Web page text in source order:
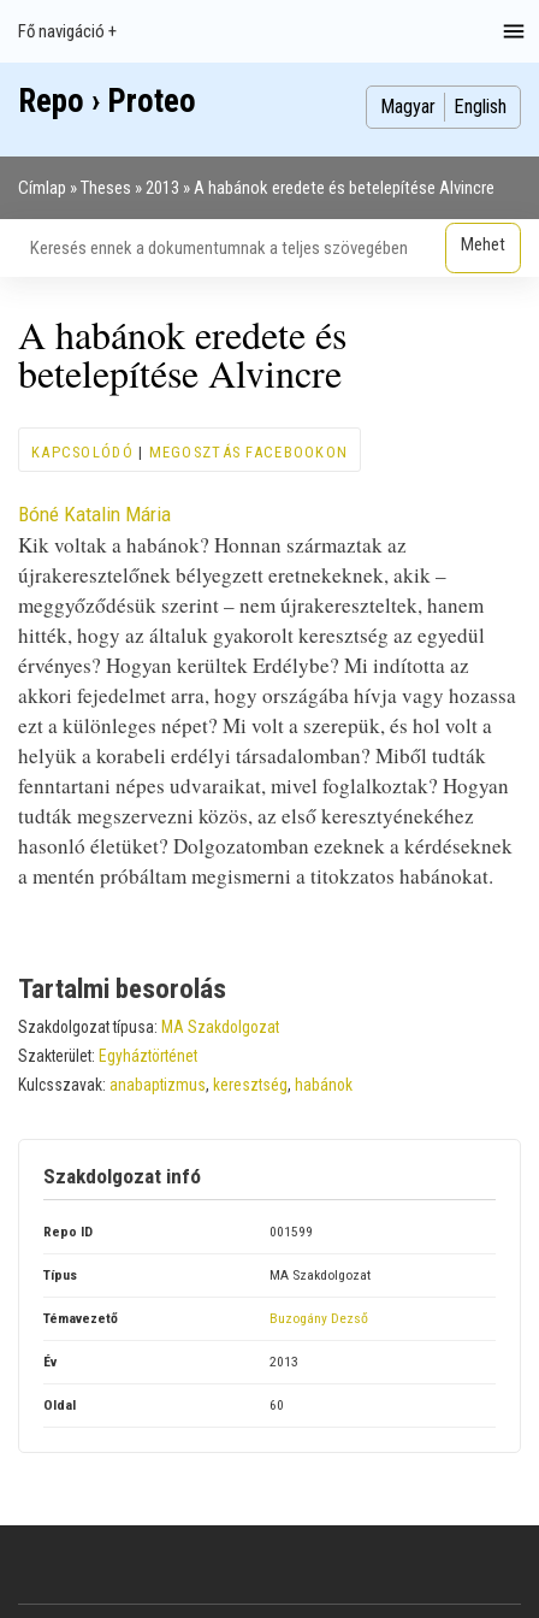
Main
navigation
Fő navigáció +
Index
Publikációk
Szakdolgozatok
Képek
Szerzők
Repo › Proteo Magyar English
Címlap Theses 2013 A habánok eredete és betelepítése Alvincre
A habánok eredete és
betelepítése Alvincre
KAPCSOLÓDÓ | MEGOSZTÁS FACEBOOKON
Contributor
Bóné Katalin Mária
Kik voltak a habánok? Honnan származtak az
újrakeresztelőnek bélyegzett eretnekeknek, akik –
meggyőződésük szerint – nem újrakereszteltek, hanem
hitték, hogy az általuk gyakorolt keresztség az egyedül
érvényes? Hogyan kerültek Erdélybe? Mi indította az
akkori fejedelmet arra, hogy országába hívja vagy hozassa
ezt a különleges népet? Mi volt a szerepük, és hol volt a
helyük a korabeli erdélyi társadalomban? Miből tudták
fenntartani népes udvaraikat, mivel foglalkoztak? Hogyan
tudták megszervezni közös, az első keresztyénekéhez
hasonló életüket? Dolgozatomban ezeknek a kérdéseknek
a mentén próbáltam megismerni a titokzatos habánokat.
Tartalmi besorolás
Szakdolgozat típusa: MA Szakdolgozat
Szakterület: Egyháztörténet
Kulcsszavak: anabaptizmus, keresztség, habánok
Szakdolgozat infó
Repo ID 001599
Típus MA Szakdolgozat
Témavezető Buzogány Dezső
Év 2013
Oldal 60